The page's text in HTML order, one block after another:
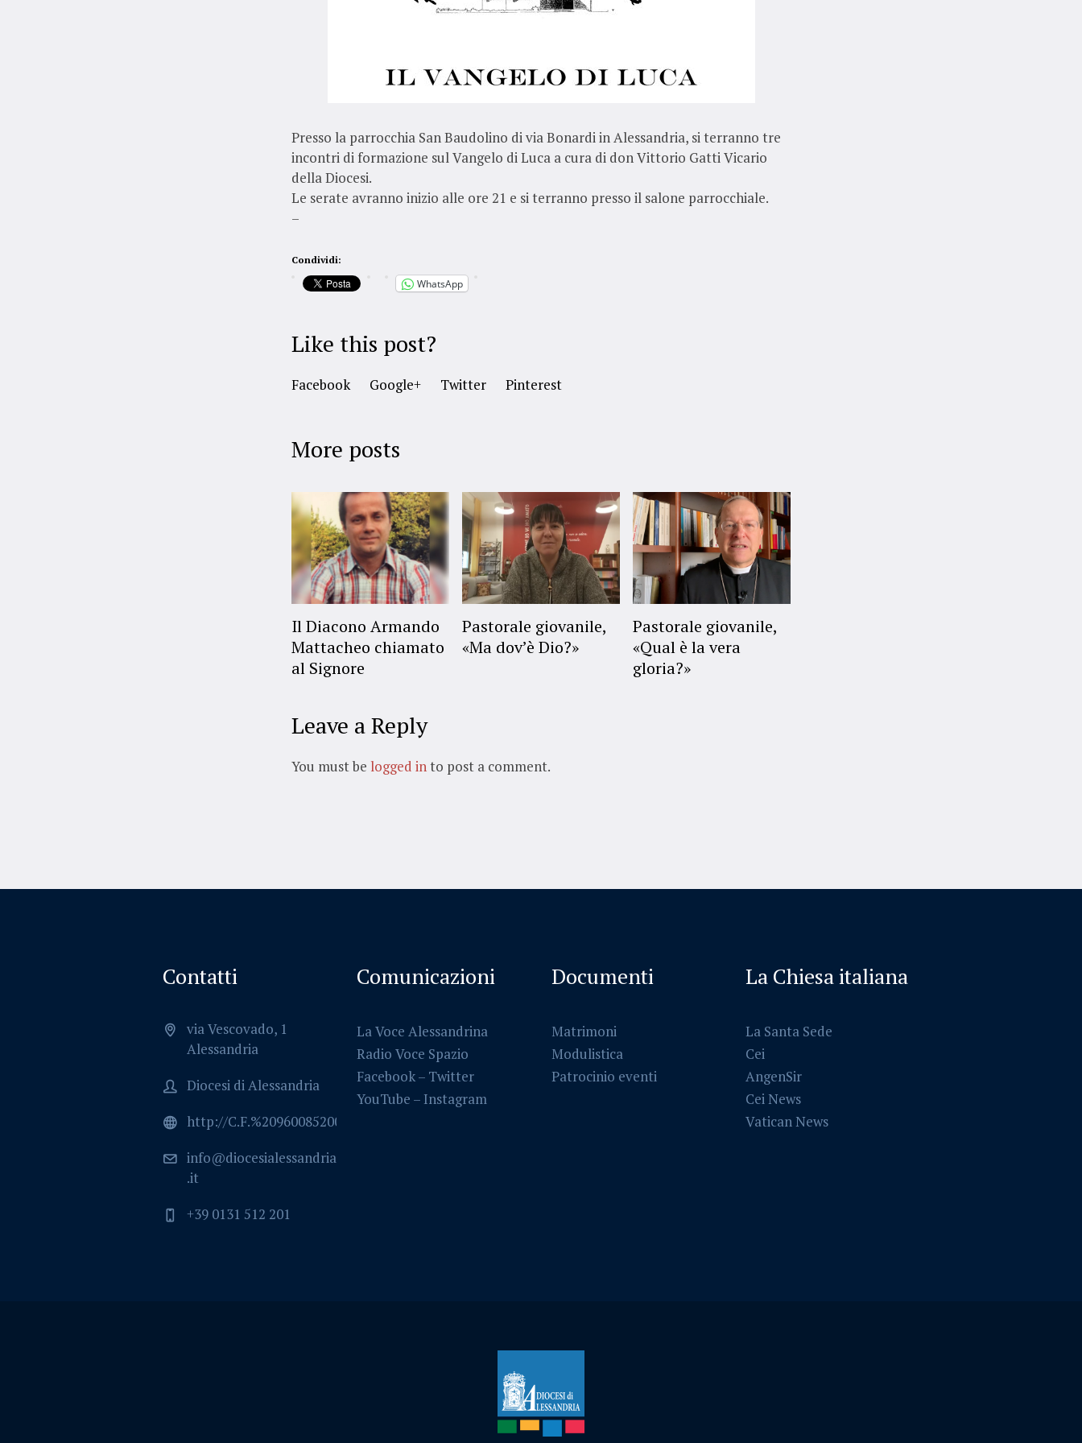
Presso la parrocchia San Baudolino di via Bonardi in Alessandria, si terranno tre
incontri di formazione sul Vangelo di Luca a cura di don Vittorio Gatti Vicario
della Diocesi.
Le serate avranno inizio alle ore 21 e si terranno presso il salone parrocchiale.
–
Condividi:
WhatsApp
Like this post?
Facebook Google+ Twitter Pinterest
More posts
Il Diacono Armando
Mattacheo chiamato
al Signore
Pastorale giovanile,
«Ma dov’è Dio?»
Pastorale giovanile,
«Qual è la vera
gloria?»
Leave a Reply
You must be logged in to post a comment.
Contatti
via Vescovado, 1
Alessandria
Diocesi di Alessandria
http://C.F.%2096008520064
info@diocesialessandria
.it
+39 0131 512 201
Comunicazioni
La Voce Alessandrina
Radio Voce Spazio
Facebook– Twitter
YouTube – Instagram
Documenti
Matrimoni
Modulistica
Patrocinio eventi
La Chiesa italiana
La Santa Sede
Cei
AngenSir
Cei News
Vatican News